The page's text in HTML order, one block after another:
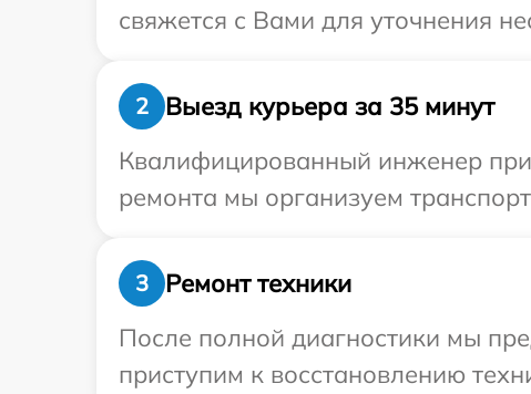
свяжется с Вами для уточнения
2
Выезд курьера за 35 минут
Квалифицированный инженер
ремонта мы организуем
3
Ремонт техники
После полной диагностики мы
приступим к восстановлению